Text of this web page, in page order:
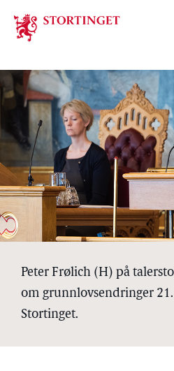
Stortinget.no
Peter Frølich (H) på
om grunnlovsendringer
Stortinget.